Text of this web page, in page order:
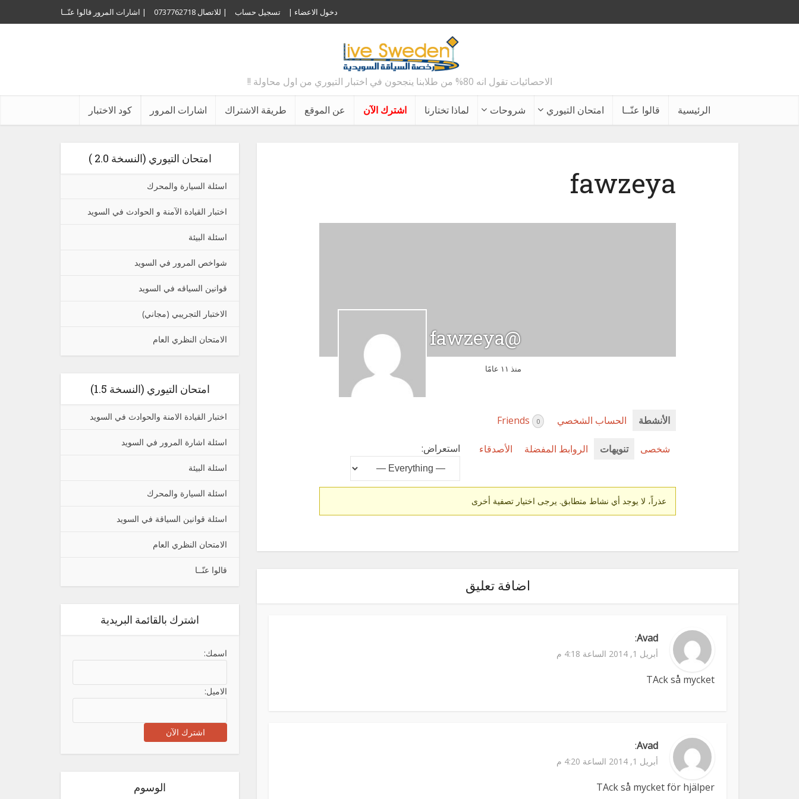
دخول الاعضاء | تسجيل حساب | للاتصال 0737762718 | اشارات المرور قالوا عنّــا
الاحصائيات تقول انه 80% من طلابنا ينجحون في اختبار التيوري من اول محاولة !!
الرئيسية قالوا عنّــا امتحان التيوري شروحات لماذا تختارنا اشترك الآن عن الموقع طريقة الاشتراك اشارات المرور كود الاختبار
امتحان التيوري (النسخة 2.0 )
اسئلة السيارة والمحرك
اختبار القيادة الآمنة و الحوادث في السويد
اسئلة البيئة
شواخص المرور في السويد
قوانين السياقه في السويد
الاختبار التجريبي (مجاني)
الامتحان النظري العام
امتحان التيوري (النسخة 1.5)
اختبار القيادة الامنة والحوادث في السويد
اسئلة اشارة المرور في السويد
اسئلة البيئة
اسئلة السيارة والمحرك
اسئلة قوانين السياقة في السويد
الامتحان النظري العام
قالوا عنّــا
اشترك بالقائمة البريدية
اسمك:
الاميل:
الوسوم
fawzeya
@fawzeya
منذ ١١ عامًا
الأنشطة الحساب الشخصي Friends 0
شخصى تنويهات الروابط المفضلة الأصدقاء استعراض:
عذراً، لا يوجد أي نشاط متطابق. يرجى اختيار تصفية أخرى
اضافة تعليق
Avad
:
أبريل 1, 2014 الساعة 4:18 م
TAck så mycket
Avad
:
أبريل 1, 2014 الساعة 4:20 م
TAck så mycket för hjälper